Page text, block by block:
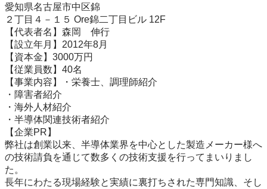
愛知県名古屋市中区錦
２丁目４－１５ Ore錦二丁目ビル 12F
【代表者名】森岡　伸行
【設立年月】2012年8月
【資本金】3000万円
【従業員数】40名
【事業内容】・栄養士、調理師紹介
・障害者紹介
・海外人材紹介
・半導体関連技術者紹介
【企業PR】
弊社は創業以来、半導体業界を中心とした製造メーカー様へ
の技術請負を通じて数多くの技術支援を行ってまいりまし
た。
長年にわたる現場経験と実績に裏打ちされた専門知識、そし